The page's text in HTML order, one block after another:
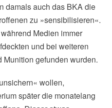
damals auch das BKA die
zu »sensibilisieren«.
Medien immer
und bei weiteren
gefunden wurden.
wollen,
später die monatelang